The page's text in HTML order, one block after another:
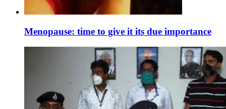
Menopause: time to give it its due importance